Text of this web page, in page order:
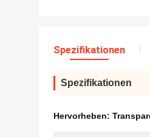
Spezifikationen
Spezifikationen
Hervorheben: